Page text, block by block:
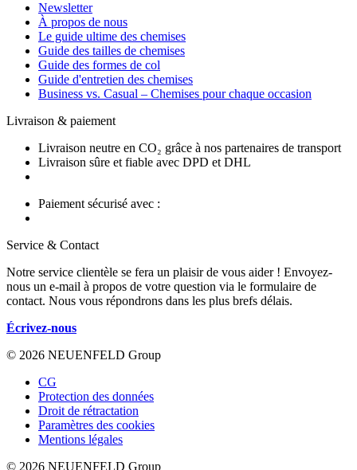
Newsletter
À propos de nous
Le guide ultime des chemises
Guide des tailles de chemises
Guide des formes de col
Guide d'entretien des chemises
Business vs. Casual – Chemises pour chaque occasion
Livraison & paiement
Livraison neutre en CO₂ grâce à nos partenaires de transport
Livraison sûre et fiable avec DPD et DHL
Paiement sécurisé avec :
Service & Contact
Notre service clientèle se fera un plaisir de vous aider ! Envoyez-
nous un e-mail à propos de votre question via le formulaire de
contact. Nous vous répondrons dans les plus brefs délais.
Écrivez-nous
© 2026 NEUENFELD Group
CG
Protection des données
Droit de rétractation
Paramètres des cookies
Mentions légales
© 2026 NEUENFELD Group